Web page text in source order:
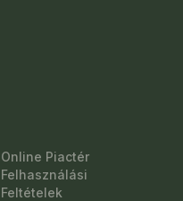
Online Piactér
Felhasználási
Feltételek